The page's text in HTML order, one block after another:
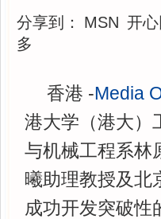
分享到： MSN 开心
多
香港 -Media
港大学（港大）
与机械工程系林
曦助理教授及北
成功开发突破性